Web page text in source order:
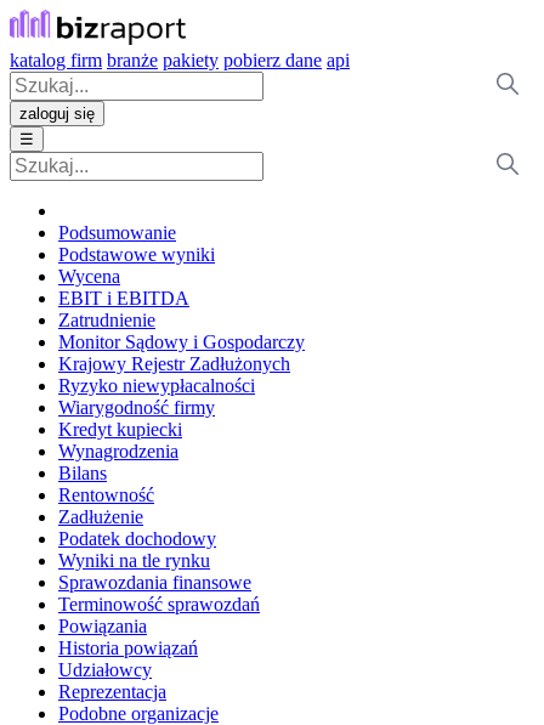
katalog firm branże pakiety pobierz dane api
zaloguj się
☰
Podsumowanie
Podstawowe wyniki
Wycena
EBIT i EBITDA
Zatrudnienie
Monitor Sądowy i Gospodarczy
Krajowy Rejestr Zadłużonych
Ryzyko niewypłacalności
Wiarygodność firmy
Kredyt kupiecki
Wynagrodzenia
Bilans
Rentowność
Zadłużenie
Podatek dochodowy
Wyniki na tle rynku
Sprawozdania finansowe
Terminowość sprawozdań
Powiązania
Historia powiązań
Udziałowcy
Reprezentacja
Podobne organizacje